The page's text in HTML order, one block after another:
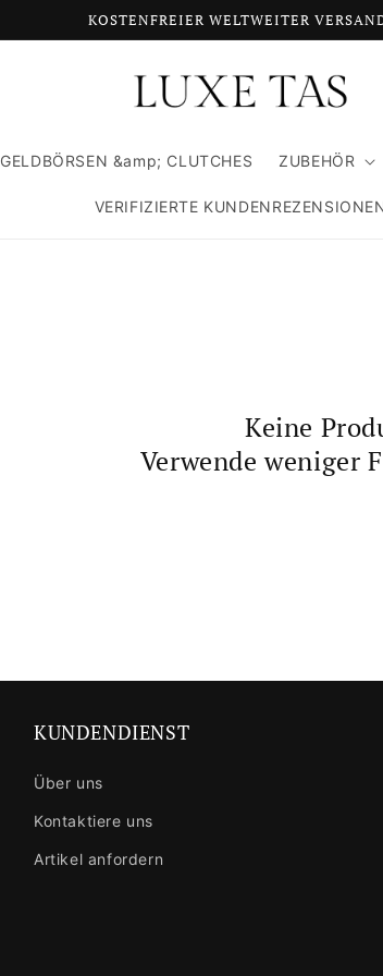
KOSTENFREIER WELTWEITER
GELDBÖRSEN &amp; CLUTCHES ZUBEHÖR
VERIFIZIERTE
Keine
Verwende weniger
KUNDENDIENST
Über uns
Kontaktiere uns
Artikel anfordern